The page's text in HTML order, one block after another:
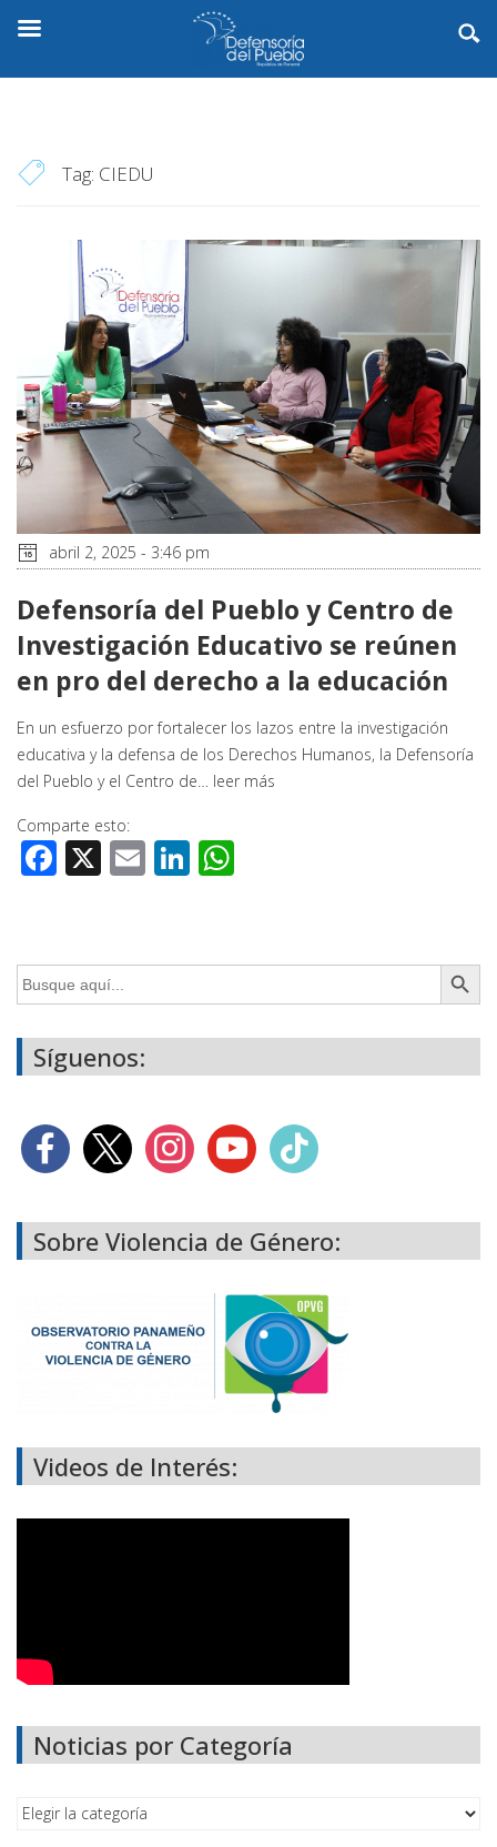
Tag: CIEDU
abril 2, 2025 - 3:46 pm
Defensoría del Pueblo y Centro de
Investigación Educativo se reúnen
en pro del derecho a la educación
En un esfuerzo por fortalecer los lazos entre la investigación
educativa y la defensa de los Derechos Humanos, la Defensoría
del Pueblo y el Centro de… leer más
Comparte esto:
Facebook
X EmailLinkedIn
Buscar: Botón de
Síguenos:
Sobre Violencia de Género:
Videos de Interés:
Noticias por Categoría